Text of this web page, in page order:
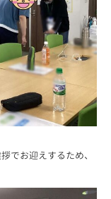
でお迎えするため、